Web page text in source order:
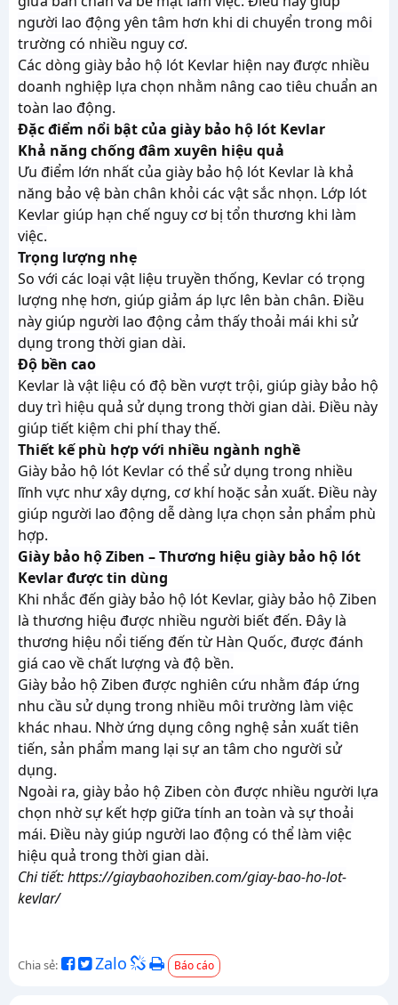
người lao động yên tâm hơn khi di chuyển trong môi
trường có nhiều nguy cơ.
Các dòng giày bảo hộ lót Kevlar hiện nay được nhiều
doanh nghiệp lựa chọn nhằm nâng cao tiêu chuẩn an
toàn lao động.
Đặc điểm nổi bật của giày bảo hộ lót Kevlar
Khả năng chống đâm xuyên hiệu quả
Ưu điểm lớn nhất của giày bảo hộ lót Kevlar là khả
năng bảo vệ bàn chân khỏi các vật sắc nhọn. Lớp lót
Kevlar giúp hạn chế nguy cơ bị tổn thương khi làm
việc.
Trọng lượng nhẹ
So với các loại vật liệu truyền thống, Kevlar có trọng
lượng nhẹ hơn, giúp giảm áp lực lên bàn chân. Điều
này giúp người lao động cảm thấy thoải mái khi sử
dụng trong thời gian dài.
Độ bền cao
Kevlar là vật liệu có độ bền vượt trội, giúp giày bảo hộ
duy trì hiệu quả sử dụng trong thời gian dài. Điều này
giúp tiết kiệm chi phí thay thế.
Thiết kế phù hợp với nhiều ngành nghề
Giày bảo hộ lót Kevlar có thể sử dụng trong nhiều
lĩnh vực như xây dựng, cơ khí hoặc sản xuất. Điều này
giúp người lao động dễ dàng lựa chọn sản phẩm phù
hợp.
Giày bảo hộ Ziben – Thương hiệu giày bảo hộ lót
Kevlar được tin dùng
Khi nhắc đến giày bảo hộ lót Kevlar, giày bảo hộ Ziben
là thương hiệu được nhiều người biết đến. Đây là
thương hiệu nổi tiếng đến từ Hàn Quốc, được đánh
giá cao về chất lượng và độ bền.
Giày bảo hộ Ziben được nghiên cứu nhằm đáp ứng
nhu cầu sử dụng trong nhiều môi trường làm việc
khác nhau. Nhờ ứng dụng công nghệ sản xuất tiên
tiến, sản phẩm mang lại sự an tâm cho người sử
dụng.
Ngoài ra, giày bảo hộ Ziben còn được nhiều người lựa
chọn nhờ sự kết hợp giữa tính an toàn và sự thoải
mái. Điều này giúp người lao động có thể làm việc
hiệu quả trong thời gian dài.
Chi tiết: https://giaybaohoziben.com/giay-bao-ho-lot-
kevlar/
Chia sẻ: Zalo Báo cáo